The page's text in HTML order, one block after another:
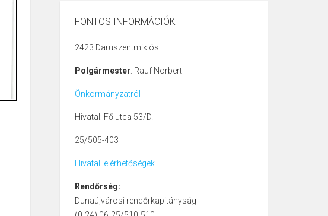
FONTOS INFORMÁCIÓK
2423 Daruszentmiklós
Polgármester: Rauf Norbert
Önkormányzatról
Hivatal: Fő utca 53/D.
25/505-403
Hivatali elérhetőségek
Rendőrség:
Dunaújvárosi rendőrkapitányság